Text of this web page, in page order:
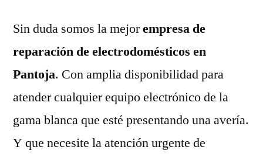
Sin duda somos la mejorempresa de
reparación de electrodomésticos en
Pantoja. Con amplia disponibilidad para
atender cualquier equipo electrónico de la
gama blanca que esté presentando una avería.
Y que necesite la atención urgente de